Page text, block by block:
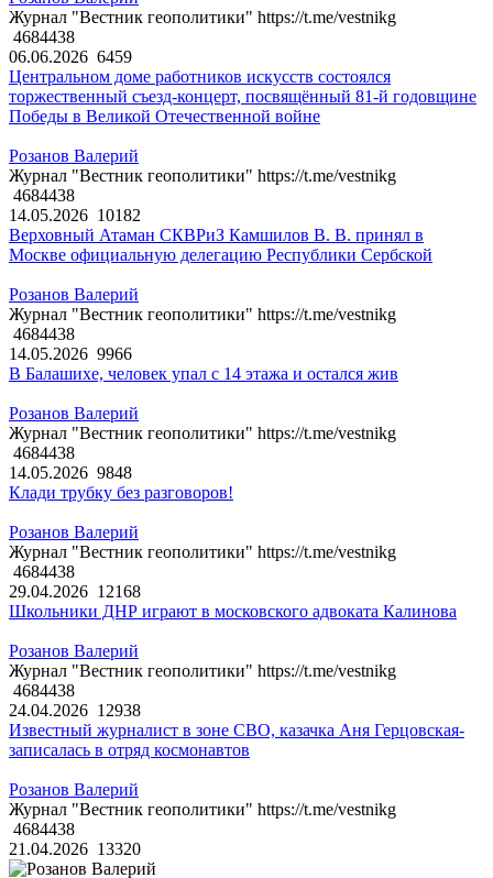
Журнал "Вестник геополитики" https://t.me/vestnikg
4684438
06.06.2026 6459
Центральном доме работников искусств состоялся
торжественный съезд-концерт, посвящённый 81-й годовщине
Победы в Великой Отечественной войне
Розанов Валерий
Журнал "Вестник геополитики" https://t.me/vestnikg
4684438
14.05.2026 10182
Верховный Атаман СКВРиЗ Камшилов В. В. принял в
Москве официальную делегацию Республики Сербской
Розанов Валерий
Журнал "Вестник геополитики" https://t.me/vestnikg
4684438
14.05.2026 9966
В Балашихе, человек упал с 14 этажа и остался жив
Розанов Валерий
Журнал "Вестник геополитики" https://t.me/vestnikg
4684438
14.05.2026 9848
Клади трубку без разговоров!
Розанов Валерий
Журнал "Вестник геополитики" https://t.me/vestnikg
4684438
29.04.2026 12168
Школьники ДНР играют в московского адвоката Калинова
Розанов Валерий
Журнал "Вестник геополитики" https://t.me/vestnikg
4684438
24.04.2026 12938
Известный журналист в зоне СВО, казачка Аня Герцовская-
записалась в отряд космонавтов
Розанов Валерий
Журнал "Вестник геополитики" https://t.me/vestnikg
4684438
21.04.2026 13320